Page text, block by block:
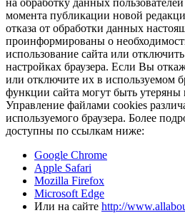
на обработку данных
момента публикации новой
отказа от обработки данных
проинформированы о
использование сайта или
настройках браузера. Если Вы
или отключите их в используемом
функции сайта могут быть утеряны
Управление файлами cookies
используемого браузера. Более
доступны по ссылкам ниже:
Google Chrome
Apple Safari
Mozilla Firefox
Microsoft Edge
Или на сайте http://